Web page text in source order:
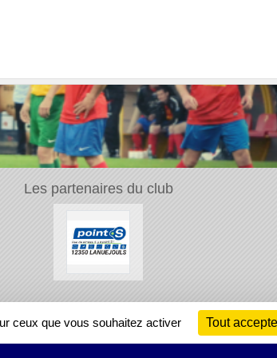
Les partenaires du club
ceux que vous souhaitez activer Tout